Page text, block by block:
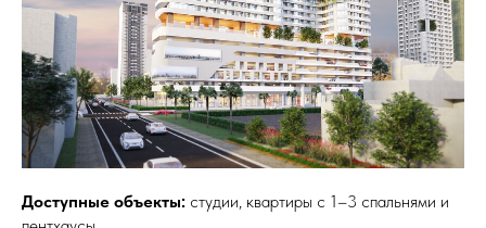
Доступные объекты: студии, квартиры с 1–3 спальнями и